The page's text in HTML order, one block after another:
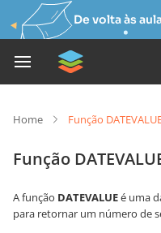
De volta às
Home Função
Função
A função DATEVALUEé uma
para retornar um número de